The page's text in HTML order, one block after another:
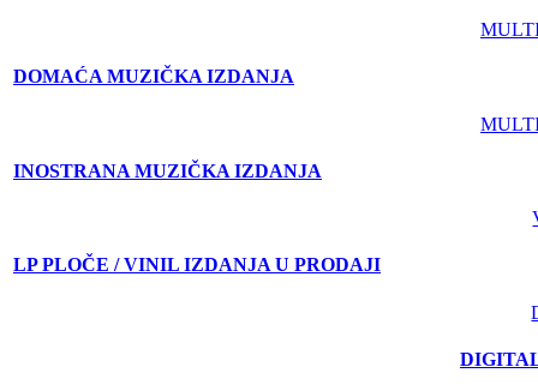
DOMAĆA MUZIČKA IZDANJA
INOSTRANA MUZIČKA IZDANJA
LP PLOČE / VINIL IZDANJA U PRODAJI